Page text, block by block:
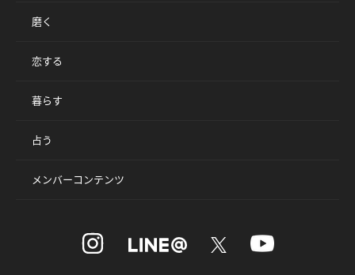
磨く
恋する
暮らす
占う
メンバーコンテンツ